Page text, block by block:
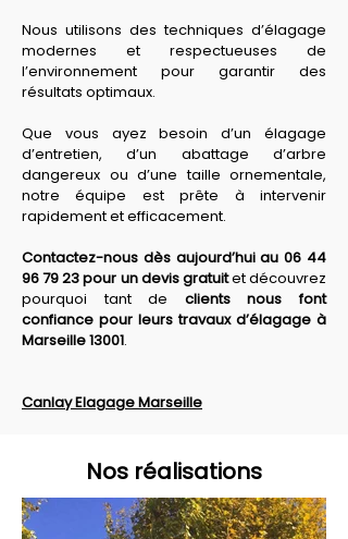
Nous utilisons des techniques d’élagage
modernes et respectueuses de
l’environnement pour garantir des
résultats optimaux.
Que vous ayez besoin d’un élagage
d’entretien, d’un abattage d’arbre
dangereux ou d’une taille ornementale,
notre équipe est prête à intervenir
rapidement et efficacement.
Contactez-nous dès aujourd’hui au 06 44
96 79 23 pour un devis gratuit et découvrez
pourquoi tant de clients nous font
confiance pour leurs travaux d’élagage à
Marseille 13001.
Canlay Elagage Marseille
Nos réalisations